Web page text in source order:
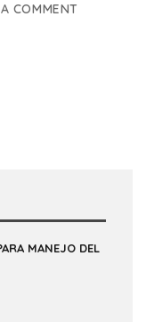
COMMENT
MANEJO DEL